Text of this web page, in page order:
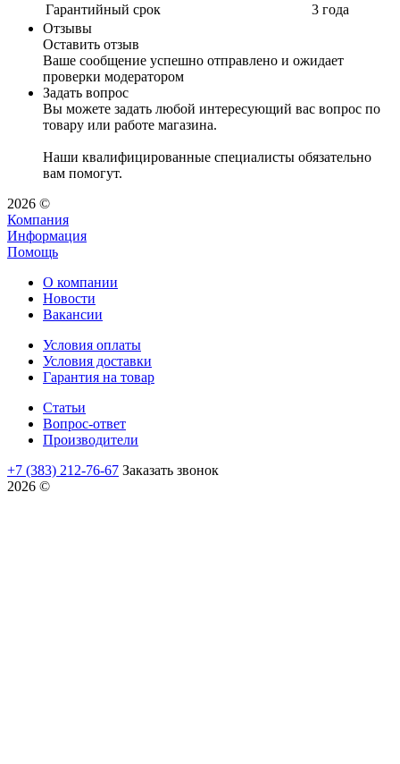
Гарантийный срок
3 года
Отзывы
Оставить отзыв
Ваше сообщение успешно отправлено и ожидает
проверки модератором
Задать вопрос
Вы можете задать любой интересующий вас вопрос по
товару или работе магазина.
Наши квалифицированные специалисты обязательно
вам помогут.
2026 ©
Компания
Информация
Помощь
О компании
Новости
Вакансии
Условия оплаты
Условия доставки
Гарантия на товар
Статьи
Вопрос-ответ
Производители
+7 (383) 212-76-67 Заказать звонок
2026 ©